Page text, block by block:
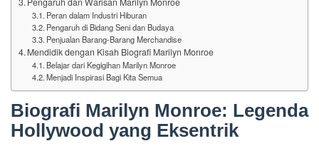
Peran dalam Industri Hiburan
Pengaruh di Bidang Seni dan Budaya
Penjualan Barang-Barang Merchandise
Mendidik dengan Kisah Biografi Marilyn Monroe
Belajar dari Kegigihan Marilyn Monroe
Menjadi Inspirasi Bagi Kita Semua
Biografi Marilyn Monroe: Legenda
Hollywood yang Eksentrik